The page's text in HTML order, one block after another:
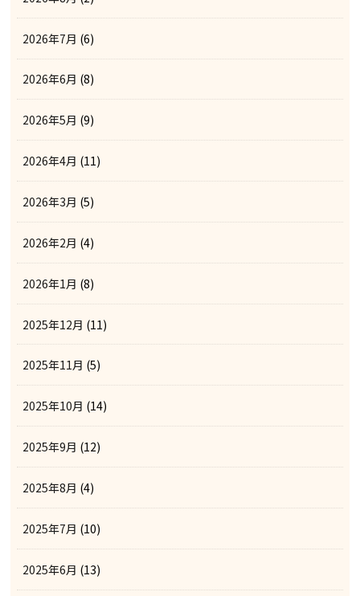
2026年7月 (6)
2026年6月 (8)
2026年5月 (9)
2026年4月 (11)
2026年3月 (5)
2026年2月 (4)
2026年1月 (8)
2025年12月 (11)
2025年11月 (5)
2025年10月 (14)
2025年9月 (12)
2025年8月 (4)
2025年7月 (10)
2025年6月 (13)